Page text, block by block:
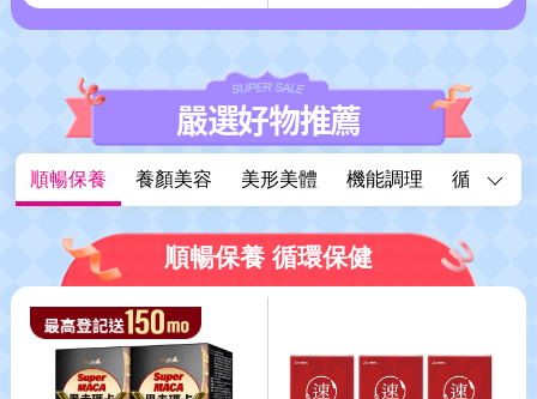
嚴選好物推薦
順暢保養 養顏美容 美形美體 機能調理 循環精華
順暢保養 循環保健